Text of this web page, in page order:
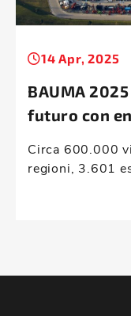
14 Apr, 2025
BAUMA
futuro con
Circa 600.000
regioni, 3.601